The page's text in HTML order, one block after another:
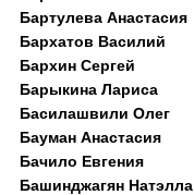
Бартулева Анастасия
Бархатов Василий
Бархин Сергей
Барыкина Лариса
Басилашвили Олег
Бауман Анастасия
Бачило Евгения
Башинджагян Натэлла